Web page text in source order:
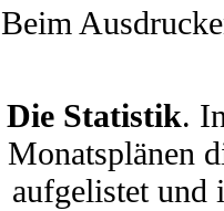
Beim
Die Statistik.
Monatsplänen
aufgelistet und